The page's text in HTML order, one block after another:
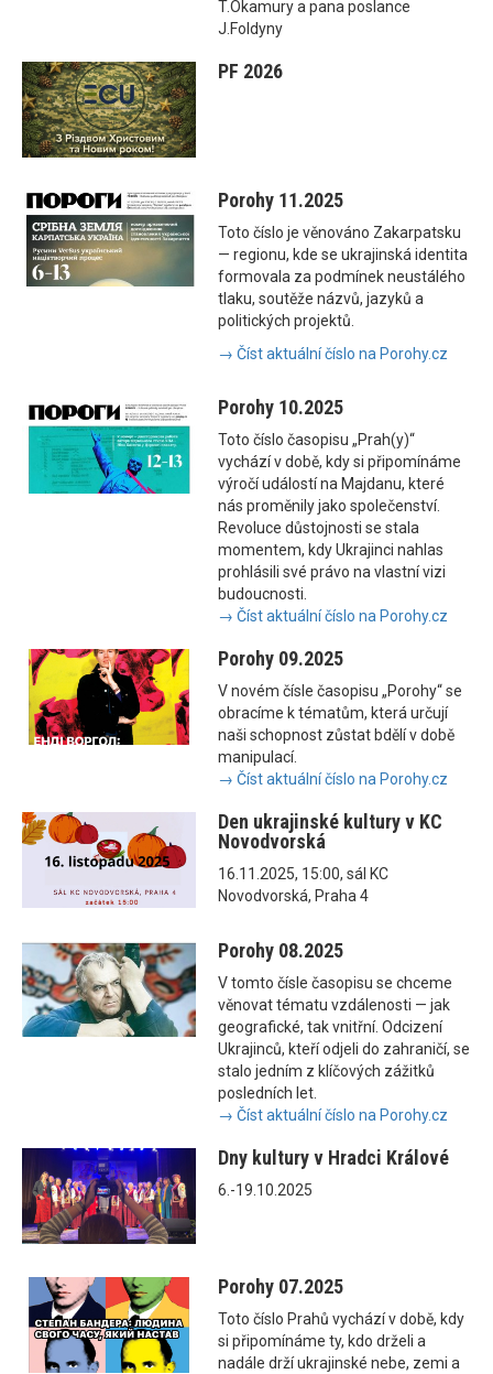
T.Okamury a pana poslance
J.Foldyny
PF 2026
Porohy 11.2025
Toto číslo je věnováno Zakarpatsku
— regionu, kde se ukrajinská identita
formovala za podmínek neustálého
tlaku, soutěže názvů, jazyků a
politických projektů.
→ Číst aktuální číslo na Porohy.cz
Porohy 10.2025
Toto číslo časopisu „Prah(y)“
vychází v době, kdy si připomínáme
výročí událostí na Majdanu, které
nás proměnily jako společenství.
Revoluce důstojnosti se stala
momentem, kdy Ukrajinci nahlas
prohlásili své právo na vlastní vizi
budoucnosti.
→ Číst aktuální číslo na Porohy.cz
Porohy 09.2025
V novém čísle časopisu „Porohy“ se
obracíme k tématům, která určují
naši schopnost zůstat bdělí v době
manipulací.
→ Číst aktuální číslo na Porohy.cz
Den ukrajinské kultury v KC
Novodvorská
16.11.2025, 15:00, sál KC
Novodvorská, Praha 4
Porohy 08.2025
V tomto čísle časopisu se chceme
věnovat tématu vzdálenosti — jak
geografické, tak vnitřní. Odcizení
Ukrajinců, kteří odjeli do zahraničí, se
stalo jedním z klíčových zážitků
posledních let.
→ Číst aktuální číslo na Porohy.cz
Dny kultury v Hradci Králové
6.-19.10.2025
Porohy 07.2025
Toto číslo Prahů vychází v době, kdy
si připomínáme ty, kdo drželi a
nadále drží ukrajinské nebe, zemi a